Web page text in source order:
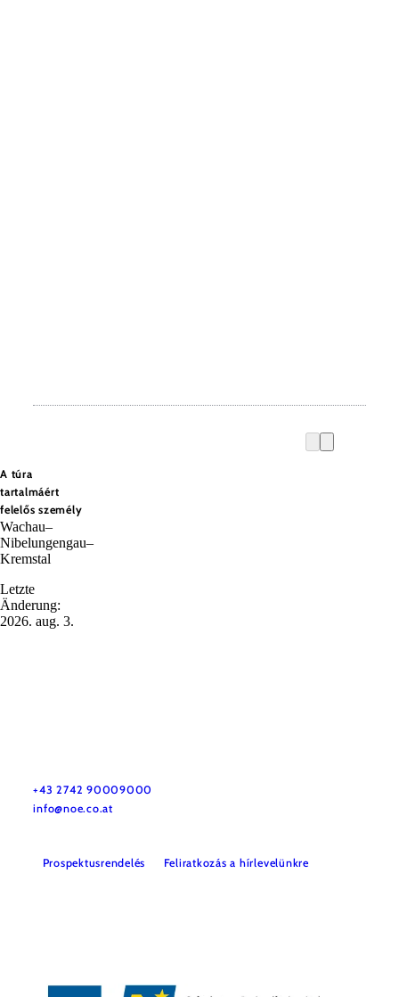
A túra
tartalmáért
felelős személy
Wachau–
Nibelungengau–
Kremstal
Letzte
Änderung:
2026. aug. 3.
+43 2742 90009000
info@noe.co.at
Prospektusrendelés Feliratkozás a hírlevelünkre